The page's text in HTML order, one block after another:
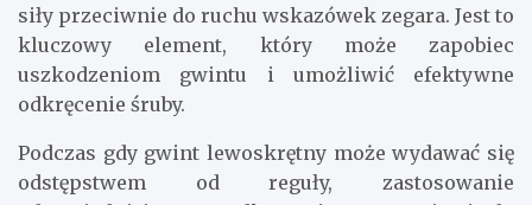
siły przeciwnie do ruchu wskazówek zegara. Jest to
kluczowy element, który może zapobiec
uszkodzeniom gwintu i umożliwić efektywne
odkręcenie śruby.
Podczas gdy gwint lewoskrętny może wydawać się
odstępstwem od reguły, zastosowanie